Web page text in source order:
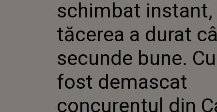
schimbat instant,
tăcerea a durat
secunde bune.
fost demascat
concurentul din